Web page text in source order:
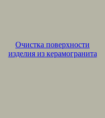
Очистка поверхности
изделия из керамогранита